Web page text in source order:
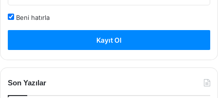
Beni hatırla
Kayıt Ol
Son Yazılar